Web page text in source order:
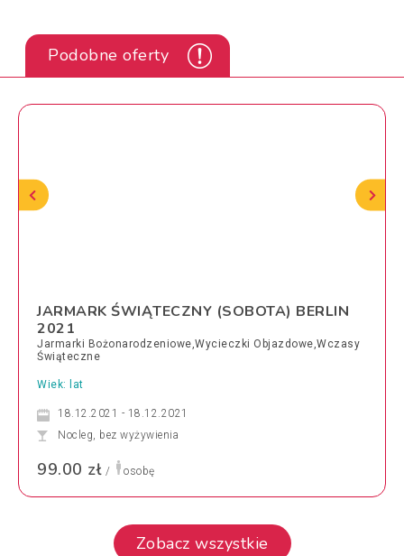
Podobne oferty
JARMARK ŚWIĄTECZNY (SOBOTA) BERLIN
2021
Jarmarki Bożonarodzeniowe,Wycieczki Objazdowe,Wczasy
Świąteczne
Wiek: lat
18.12.2021 - 18.12.2021
Nocleg, bez wyżywienia
99.00 zł / osobę
Zobacz wszystkie